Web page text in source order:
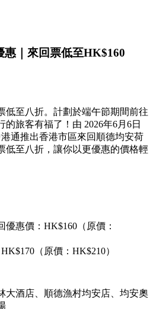
惠｜來回票低至HK$160
低至八折。計劃於端午節期間前往
旅客有福了！由 2026年6月6日
通推出香港市區來回順德均安荷
低至八折，讓你以更優惠的價格輕
優惠價：HK$160（原價：
（原價：HK$210）
大酒店、順德漁村均安店、均安奧